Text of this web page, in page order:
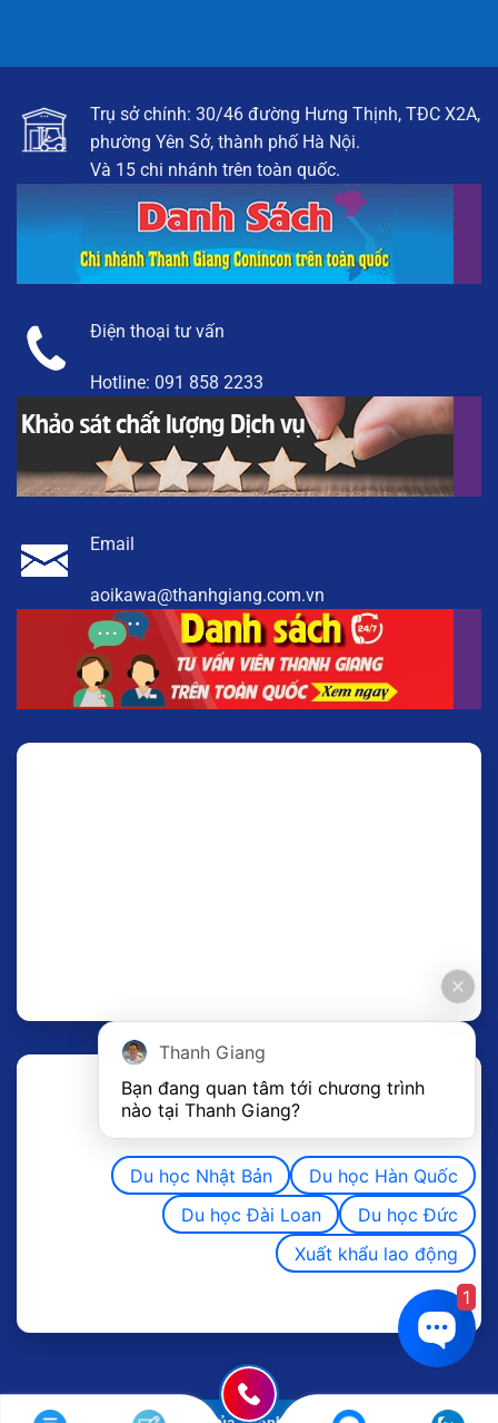
Trụ sở chính: 30/46 đường Hưng Thịnh, TĐC X2A,
phường Yên Sở, thành phố Hà Nội.
Và 15 chi nhánh trên toàn quốc.
Điện thoại tư vấn
Hotline: 091 858 2233
Email
aoikawa@thanhgiang.com.vn
Thanh Giang
Bạn đang quan tâm tới chương trình
nào tại Thanh Giang?
Du học Nhật Bản
Du học Hàn Quốc
Du học Đài Loan
Du học Đức
Xuất khẩu lao động
1